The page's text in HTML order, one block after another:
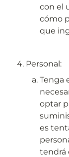
con el
cómo
que
Personal:
Tenga
optar
es
tendrá